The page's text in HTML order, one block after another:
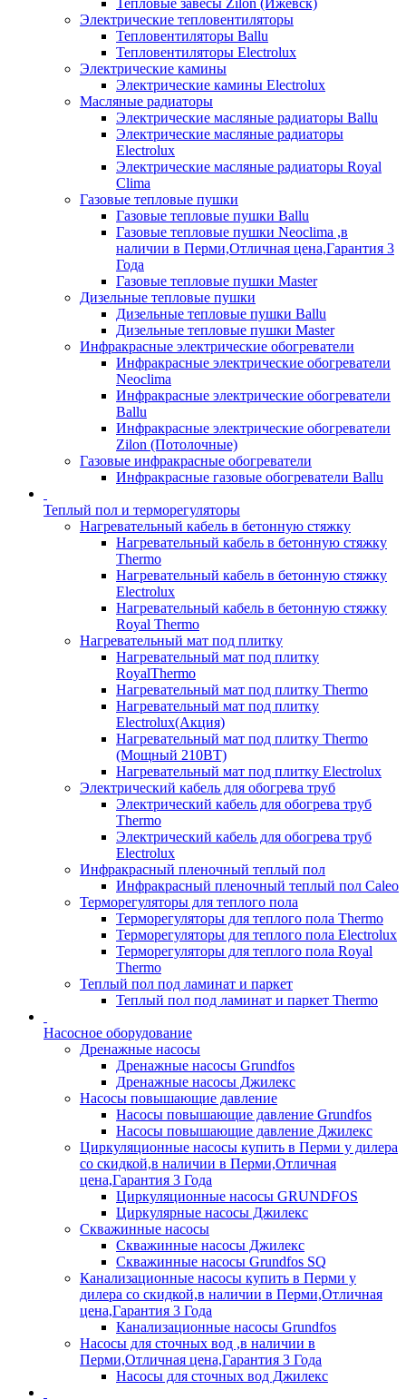
Тепловые завесы Zilon (Ижевск)
Электрические тепловентиляторы
Тепловентиляторы Ballu
Тепловентиляторы Electrolux
Электрические камины
Электрические камины Electrolux
Масляные радиаторы
Электрические масляные радиаторы Ballu
Электрические масляные радиаторы
Electrolux
Электрические масляные радиаторы Royal
Clima
Газовые тепловые пушки
Газовые тепловые пушки Ballu
Газовые тепловые пушки Neoclima ,в
наличии в Перми,Отличная цена,Гарантия 3
Года
Газовые тепловые пушки Master
Дизельные тепловые пушки
Дизельные тепловые пушки Ballu
Дизельные тепловые пушки Master
Инфракрасные электрические обогреватели
Инфракрасные электрические обогреватели
Neoclima
Инфракрасные электрические обогреватели
Ballu
Инфракрасные электрические обогреватели
Zilon (Потолочные)
Газовые инфракрасные обогреватели
Инфракрасные газовые обогреватели Ballu
Теплый пол и терморегуляторы
Нагревательный кабель в бетонную стяжку
Нагревательный кабель в бетонную стяжку
Thermo
Нагревательный кабель в бетонную стяжку
Electrolux
Нагревательный кабель в бетонную стяжку
Royal Thermo
Нагревательный мат под плитку
Нагревательный мат под плитку
RoyalThermo
Нагревательный мат под плитку Thermo
Нагревательный мат под плитку
Electrolux(Акция)
Нагревательный мат под плитку Thermo
(Мощный 210ВТ)
Нагревательный мат под плитку Electrolux
Электрический кабель для обогрева труб
Электрический кабель для обогрева труб
Thermo
Электрический кабель для обогрева труб
Electrolux
Инфракрасный пленочный теплый пол
Инфракрасный пленочный теплый пол Caleo
Терморегуляторы для теплого пола
Терморегуляторы для теплого пола Thermo
Терморегуляторы для теплого пола Electrolux
Терморегуляторы для теплого пола Royal
Thermo
Теплый пол под ламинат и паркет
Теплый пол под ламинат и паркет Thermo
Насосное оборудование
Дренажные насосы
Дренажные насосы Grundfos
Дренажные насосы Джилекс
Насосы повышающие давление
Насосы повышающие давление Grundfos
Насосы повышающие давление Джилекс
Циркуляционные насосы купить в Перми у дилера
со скидкой,в наличии в Перми,Отличная
цена,Гарантия 3 Года
Циркуляционные насосы GRUNDFOS
Циркулярные насосы Джилекс
Скважинные насосы
Скважинные насосы Джилекс
Скважинные насосы Grundfos SQ
Канализационные насосы купить в Перми у
дилера со скидкой,в наличии в Перми,Отличная
цена,Гарантия 3 Года
Канализационные насосы Grundfos
Насосы для сточных вод ,в наличии в
Перми,Отличная цена,Гарантия 3 Года
Насосы для сточных вод Джилекс